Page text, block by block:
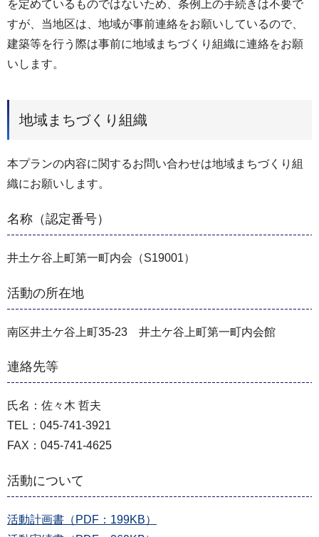
を定めているものではないため、条例上の手続きは不要で
すが、当地区は、地域が事前連絡をお願いしているので、
建築等を行う際は事前に地域まちづくり組織に連絡をお願
いします。
地域まちづくり組織
本プランの内容に関するお問い合わせは地域まちづくり組
織にお願いします。
名称（認定番号）
井土ケ谷上町第一町内会（S19001）
活動の所在地
南区井土ケ谷上町35-23 井土ケ谷上町第一町内会館
連絡先等
氏名：佐々木 哲夫
TEL：045-741-3921
FAX：045-741-4625
活動について
活動計画書（PDF：199KB）